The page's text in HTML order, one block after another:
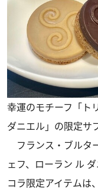
幸運のモチーフ「ト
ダニエル」の限定サ
フランス・ブルタ
ェフ、ローラン ル
コラ限定アイテムは